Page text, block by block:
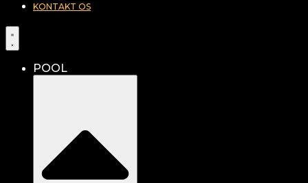
KONTAKT OS
POOL